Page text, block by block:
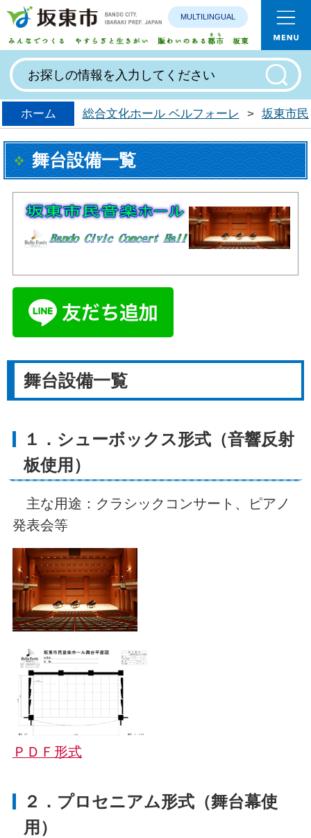
みんなで
MULTILINGUAL
ホーム 総合文化ホール ベルフォーレ > 坂東市
舞台設備一覧
舞台設備一覧
１．シューボックス形式（音響反射
板使用）
主な用途：クラシックコンサート、ピアノ
発表会等
ＰＤＦ形式
２．プロセニアム形式（舞台幕使
用）